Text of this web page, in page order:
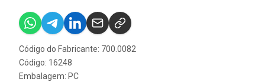
Código do Fabricante: 700.0082
Código: 16248
Embalagem: PC